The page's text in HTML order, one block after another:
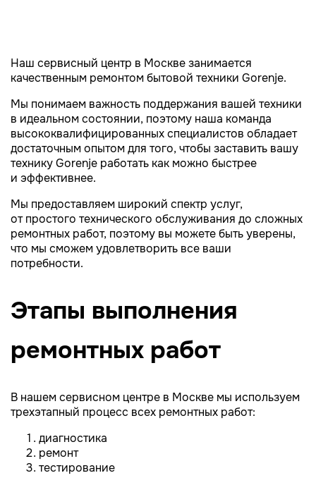
Наш сервисный центр в Москве занимается
качественным ремонтом бытовой техники Gorenje.
Мы понимаем важность поддержания вашей техники
в идеальном состоянии, поэтому наша команда
высококвалифицированных специалистов обладает
достаточным опытом для того, чтобы заставить вашу
технику Gorenje работать как можно быстрее
и эффективнее.
Мы предоставляем широкий спектр услуг,
от простого технического обслуживания до сложных
ремонтных работ, поэтому вы можете быть уверены,
что мы сможем удовлетворить все ваши
потребности.
Этапы выполнения
ремонтных работ
В нашем сервисном центре в Москве мы используем
трехэтапный процесс всех ремонтных работ:
диагностика
ремонт
тестирование